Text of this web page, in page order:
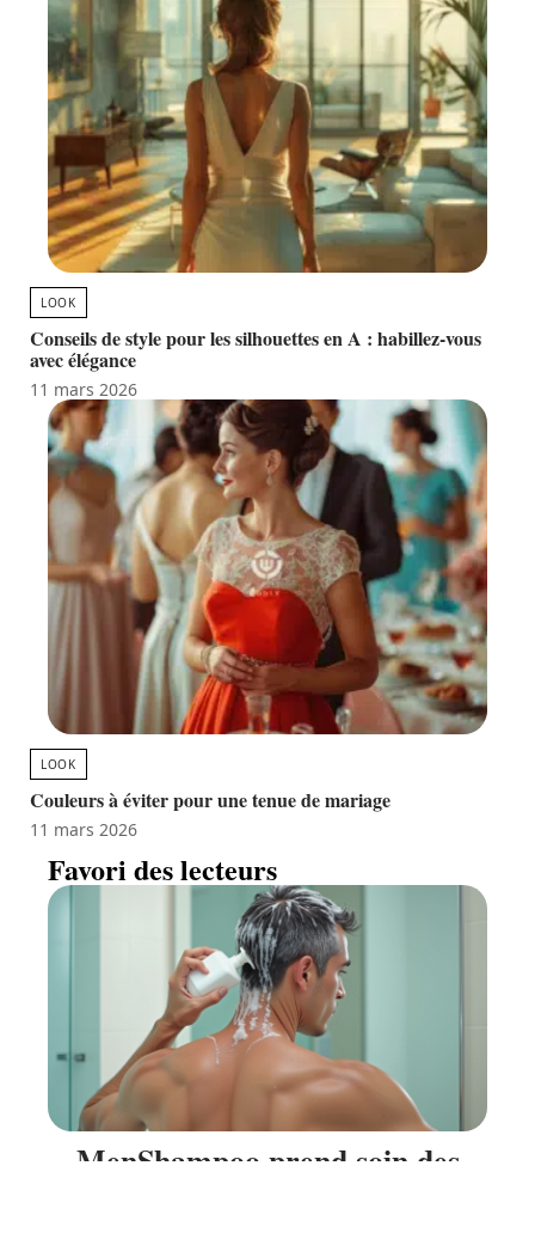
LOOK
Conseils de style pour les silhouettes en A : habillez-vous
avec élégance
11 mars 2026
LOOK
Couleurs à éviter pour une tenue de mariage
11 mars 2026
Favori des lecteurs
MenShampoo prend soin des